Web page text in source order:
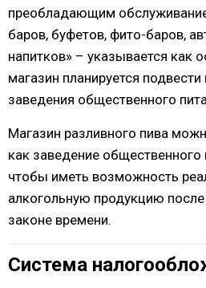
преобладающим
баров, буфетов, фито-баров,
напитков» – указывается как
магазин планируется
заведения общественного
Магазин разливного пива
как заведение общественного
чтобы иметь возможность
алкогольную продукцию
законе времени.
Система